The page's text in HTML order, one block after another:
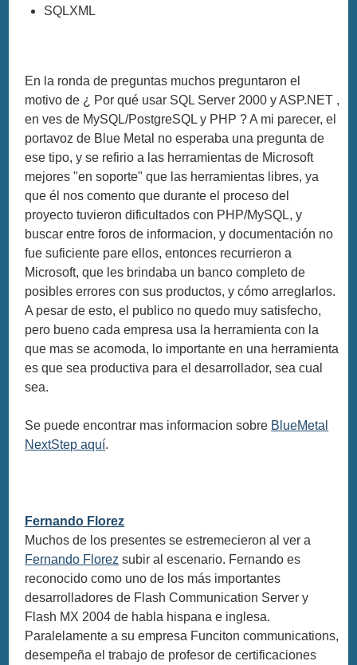
SQLXML
En la ronda de preguntas muchos preguntaron el
motivo de ¿ Por qué usar SQL Server 2000 y ASP.NET ,
en ves de MySQL/PostgreSQL y PHP ? A mi parecer, el
portavoz de Blue Metal no esperaba una pregunta de
ese tipo, y se refirio a las herramientas de Microsoft
mejores "en soporte" que las herramientas libres, ya
que él nos comento que durante el proceso del
proyecto tuvieron dificultados con PHP/MySQL, y
buscar entre foros de informacion, y documentación no
fue suficiente pare ellos, entonces recurrieron a
Microsoft, que les brindaba un banco completo de
posibles errores con sus productos, y cómo arreglarlos.
A pesar de esto, el publico no quedo muy satisfecho,
pero bueno cada empresa usa la herramienta con la
que mas se acomoda, lo importante en una herramienta
es que sea productiva para el desarrollador, sea cual
sea.
Se puede encontrar mas informacion sobre BlueMetal
NextStep aquí.
Fernando Florez
Muchos de los presentes se estremecieron al ver a
Fernando Florez subir al escenario. Fernando es
reconocido como uno de los más importantes
desarrolladores de Flash Communication Server y
Flash MX 2004 de habla hispana e inglesa.
Paralelamente a su empresa Funciton communications,
desempeña el trabajo de profesor de certificaciones